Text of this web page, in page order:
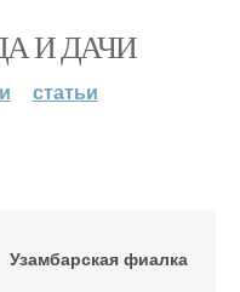
И ДАЧИ
статьи
Узамбарская фиалка